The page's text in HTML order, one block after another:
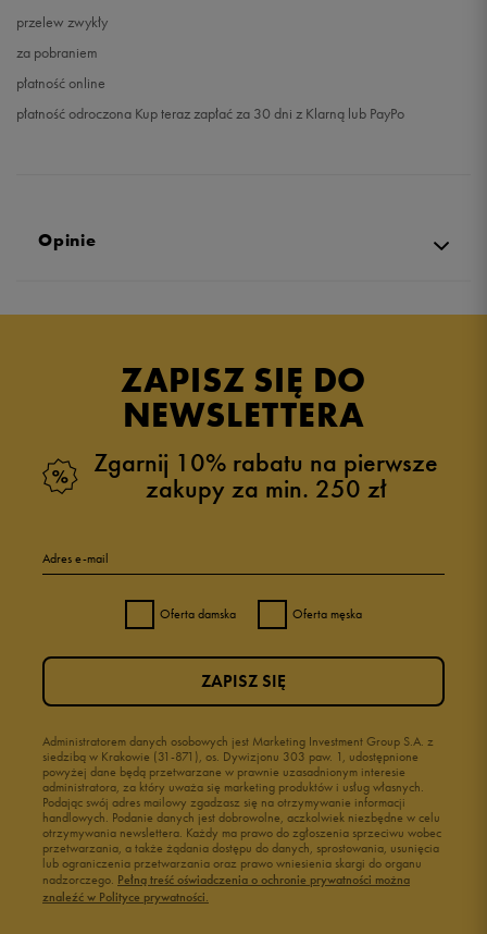
przelew zwykły
za pobraniem
płatność online
płatność odroczona Kup teraz zapłać za 30 dni z Klarną lub PayPo
Opinie
ZAPISZ SIĘ DO
NEWSLETTERA
Zgarnij 10% rabatu na pierwsze
zakupy za min. 250 zł
Adres e-mail
Oferta damska Oferta męska
Administratorem danych osobowych jest Marketing Investment Group S.A. z
siedzibą w Krakowie (31-871), os. Dywizjonu 303 paw. 1, udostępnione
powyżej dane będą przetwarzane w prawnie uzasadnionym interesie
administratora, za który uważa się marketing produktów i usług własnych.
Podając swój adres mailowy zgadzasz się na otrzymywanie informacji
handlowych. Podanie danych jest dobrowolne, aczkolwiek niezbędne w celu
otrzymywania newslettera. Każdy ma prawo do zgłoszenia sprzeciwu wobec
przetwarzania, a także żądania dostępu do danych, sprostowania, usunięcia
lub ograniczenia przetwarzania oraz prawo wniesienia skargi do organu
nadzorczego. Pełną treść oświadczenia o ochronie prywatności można
znaleźć w Polityce prywatności.
ZAPISZ SIĘ